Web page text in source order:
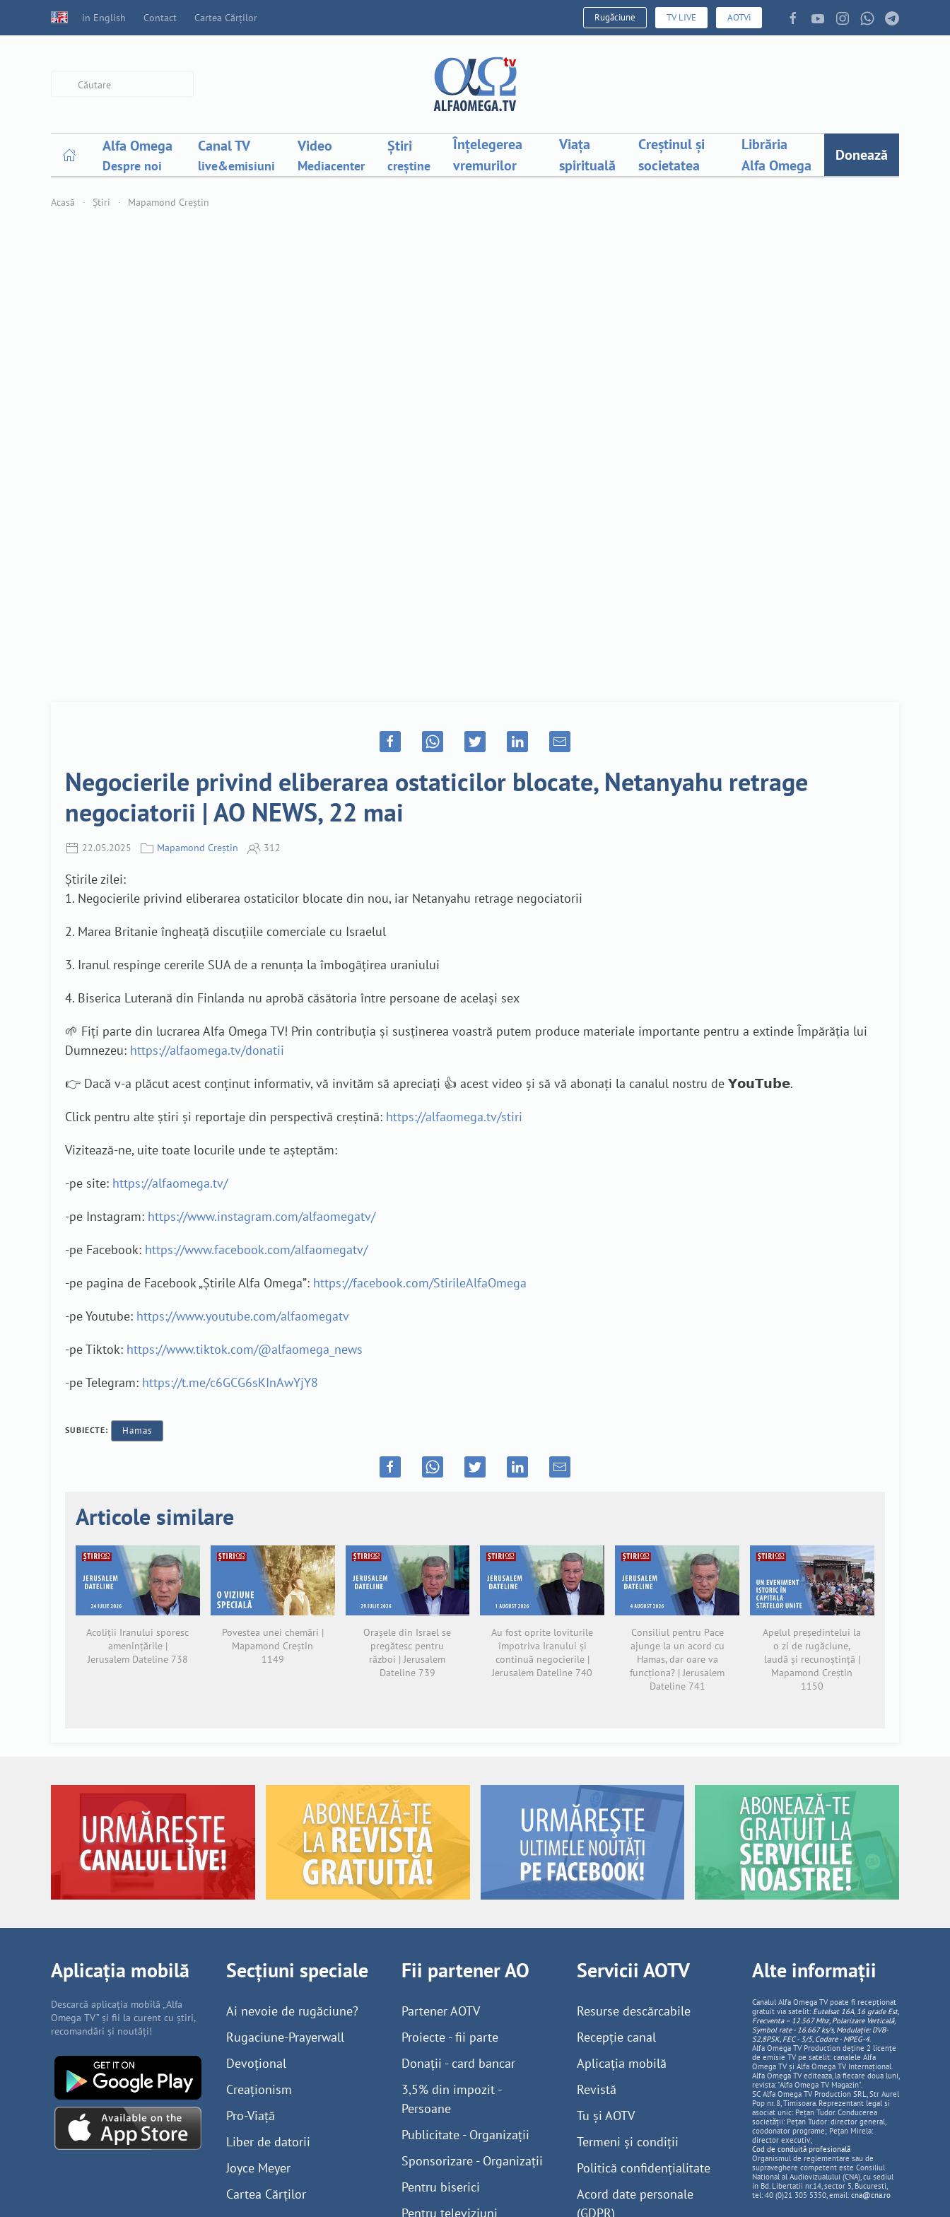
in English Contact Cartea Cărților Rugăciune TV LIVE AOTVi
Alfa Omega
Despre noi
Canal TV
live&emisiuni
Video
Mediacenter
Știri
creștine
Înțelegerea
vremurilor
Viața
spirituală
Creștinul și
societatea
Librăria
Alfa Omega
Donează
Acasă Știri Mapamond Creștin
Negocierile privind eliberarea ostaticilor blocate, Netanyahu retrage
negociatorii | AO NEWS, 22 mai
22.05.2025 Mapamond Creștin 312
Știrile zilei:
1. Negocierile privind eliberarea ostaticilor blocate din nou, iar Netanyahu retrage negociatorii
2. Marea Britanie îngheață discuțiile comerciale cu Israelul
3. Iranul respinge cererile SUA de a renunța la îmbogățirea uraniului
4. Biserica Luterană din Finlanda nu aprobă căsătoria între persoane de același sex
🌱 Fiți parte din lucrarea Alfa Omega TV! Prin contribuția și susținerea voastră putem produce materiale importante pentru a extinde Împărăția lui
Dumnezeu: https://alfaomega.tv/donatii
👉 Dacă v-a plăcut acest conținut informativ, vă invităm să apreciați 👍 acest video și să vă abonați la canalul nostru de 𝗬𝗼𝘂𝗧𝘂𝗯𝗲.
Click pentru alte știri și reportaje din perspectivă creștină: https://alfaomega.tv/stiri
Vizitează-ne, uite toate locurile unde te așteptăm:
-pe site: https://alfaomega.tv/
-pe Instagram: https://www.instagram.com/alfaomegatv/
-pe Facebook: https://www.facebook.com/alfaomegatv/
-pe pagina de Facebook „Știrile Alfa Omega”: https://facebook.com/StirileAlfaOmega
-pe Youtube: https://www.youtube.com/alfaomegatv
-pe Tiktok: https://www.tiktok.com/@alfaomega_news
-pe Telegram: https://t.me/c6GCG6sKInAwYjY8
SUBIECTE: Hamas
Articole similare
Acoliții Iranului sporesc
amenințările |
Jerusalem Dateline 738
Povestea unei chemări |
Mapamond Creștin
1149
Orașele din Israel se
pregătesc pentru
război | Jerusalem
Dateline 739
Au fost oprite loviturile
împotriva Iranului și
continuă negocierile |
Jerusalem Dateline 740
Consiliul pentru Pace
ajunge la un acord cu
Hamas, dar oare va
funcționa? | Jerusalem
Dateline 741
Apelul președintelui la
o zi de rugăciune,
laudă și recunoștință |
Mapamond Creștin
1150
Aplicația mobilă
Descarcă aplicația mobilă „Alfa
Omega TV” și fii la curent cu știri,
recomandări și noutăți!
Secțiuni speciale
Ai nevoie de rugăciune?
Rugaciune-Prayerwall
Devoțional
Creaționism
Pro-Viață
Liber de datorii
Joyce Meyer
Cartea Cărților
Fii partener AO
Partener AOTV
Proiecte - fii parte
Donații - card bancar
3,5% din impozit -
Persoane
Publicitate - Organizații
Sponsorizare - Organizații
Pentru biserici
Pentru televiziuni
Servicii AOTV
Resurse descărcabile
Recepție canal
Aplicația mobilă
Revistă
Tu și AOTV
Termeni și condiții
Politică confidențialitate
Acord date personale
(GDPR)
Alte informații
Canalul Alfa Omega TV poate fi recepționat
gratuit via satelit: Eutelsat 16A, 16 grade Est,
Frecventa – 12.567 Mhz, PolarizareVerticală,
Symbol rate - 16.667 ks/s, Modulație: DVB-
S2,8PSK, FEC - 3/5, Codare - MPEG-4.
Alfa Omega TV Production deține 2 licențe
de emisie TV pe satelit: canalele Alfa
Omega TV și Alfa Omega TV Internațional.
Alfa Omega TV editeaza, la fiecare doua luni,
revista: "Alfa Omega TV Magazin".
SC Alfa Omega TV Production SRL, Str Aurel
Pop nr. 8, Timisoara. Reprezentant legal și
asociat unic: Pețan Tudor. Conducerea
societății: Pețan Tudor: director general,
coodonator programe; Pețan Mirela:
director executiv;
Cod de conduită profesională
Organismul de reglementare sau de
supraveghere competent este Consiliul
National al Audiovizualului (CNA), cu sediul
in Bd. Libertatii nr.14, sector 5, Bucuresti,
tel: 40 (0)21 305 5350, email: cna@cna.ro